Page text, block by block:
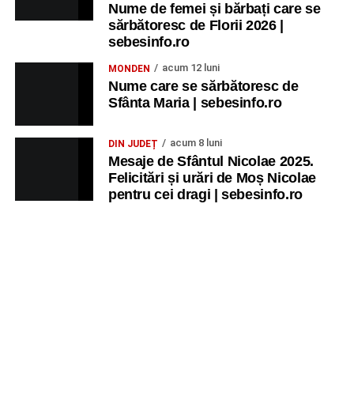
Nume de femei și bărbați care se
sărbătoresc de Florii 2026 |
sebesinfo.ro
MONDEN acum 12 luni
Nume care se sărbătoresc de
Sfânta Maria | sebesinfo.ro
DIN JUDEȚ acum 8 luni
Mesaje de Sfântul Nicolae 2025.
Felicitări și urări de Moș Nicolae
pentru cei dragi | sebesinfo.ro